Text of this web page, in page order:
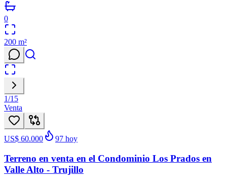
0
200 m²
1/15
Venta
US$ 60.000 97 hoy
Terreno en venta en el Condominio Los Prados en
Valle Alto - Trujillo